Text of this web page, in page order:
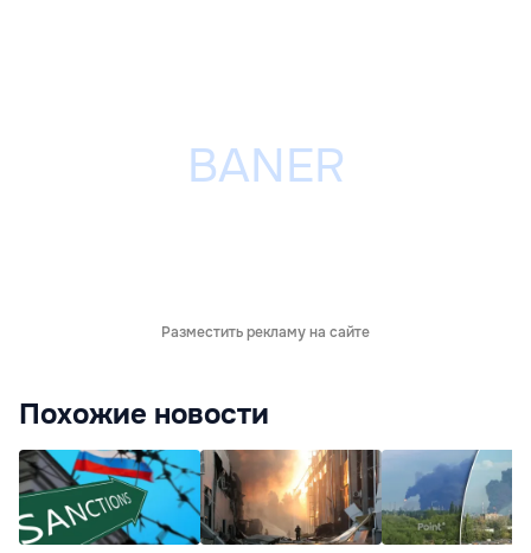
Разместить рекламу на сайте
Похожие новости